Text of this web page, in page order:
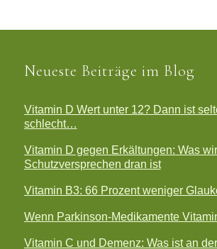
Neueste Beiträge im Blog
Vitamin D Wert unter 12? Dann ist
schlecht…
Vitamin D gegen Erkältungen: Was
Schutzversprechen dran ist
Vitamin B3: 66 Prozent weniger
Wenn Parkinson-Medikamente
Vitamin C und Demenz: Was ist an